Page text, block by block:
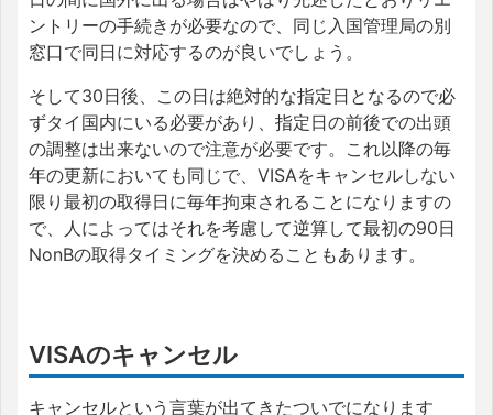
ントリーの手続きが必要なので、同じ入国管理局の別
窓口で同日に対応するのが良いでしょう。
そして30日後、この日は絶対的な指定日となるので必
ずタイ国内にいる必要があり、指定日の前後での出頭
の調整は出来ないので注意が必要です。これ以降の毎
年の更新においても同じで、VISAをキャンセルしない
限り最初の取得日に毎年拘束されることになりますの
で、人によってはそれを考慮して逆算して最初の90日
NonBの取得タイミングを決めることもあります。
VISAのキャンセル
キャンセルという言葉が出てきたついでになります